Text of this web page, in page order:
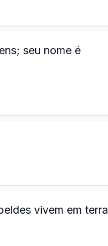
seu nome é
vivem em terra